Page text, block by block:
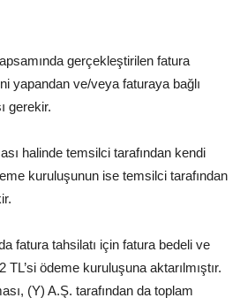
gerçekleştirilen fatura
yapandan ve/veya faturaya bağlı
gerekir.
halinde temsilci tarafından kendi
kuruluşunun ise temsilci tarafından
fatura tahsilatı için fatura bedeli ve
ödeme kuruluşuna aktarılmıştır.
(Y) A.Ş. tarafından da toplam